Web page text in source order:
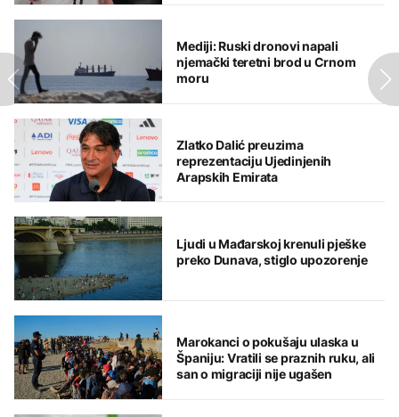
Mediji: Ruski dronovi napali
njemački teretni brod u Crnom
moru
Zlatko Dalić preuzima
reprezentaciju Ujedinjenih
Arapskih Emirata
Ljudi u Mađarskoj krenuli pješke
preko Dunava, stiglo upozorenje
Marokanci o pokušaju ulaska u
Španiju: Vratili se praznih ruku, ali
san o migraciji nije ugašen